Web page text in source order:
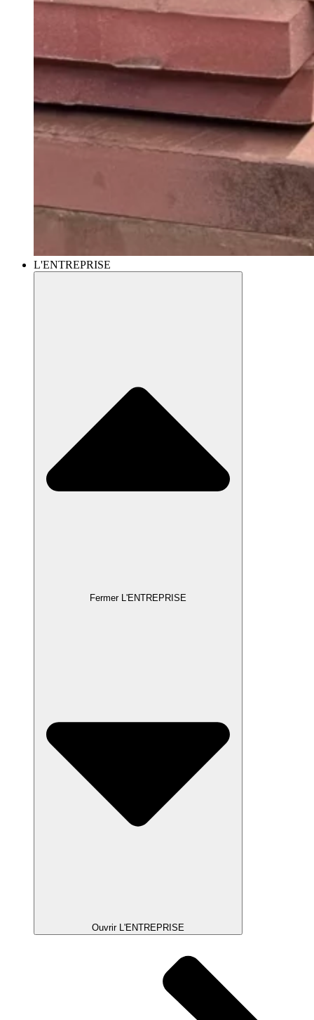
L'ENTREPRISE
Fermer L'ENTREPRISE
Ouvrir L'ENTREPRISE